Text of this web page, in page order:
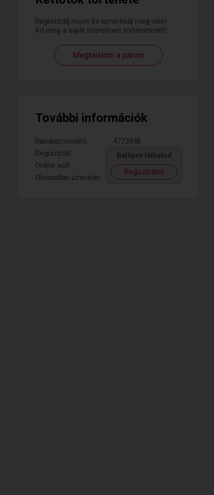
Regisztrálj most és ismerkedj meg vele!
Írd meg a saját szerelmes történetedet!
Megtalálom a párom
További információk
Randiazonosító:
4773948
Regisztrált:
Online volt:
Olvasatlan üzenetei:
Belépve láthatod
Regisztrálok